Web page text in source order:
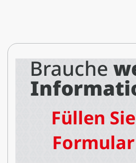
Brauche
Füllen